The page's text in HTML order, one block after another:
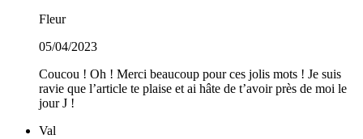
Fleur
05/04/2023
Coucou ! Oh ! Merci beaucoup pour ces jolis mots ! Je suis
ravie que l’article te plaise et ai hâte de t’avoir près de moi le
jour J !
Val